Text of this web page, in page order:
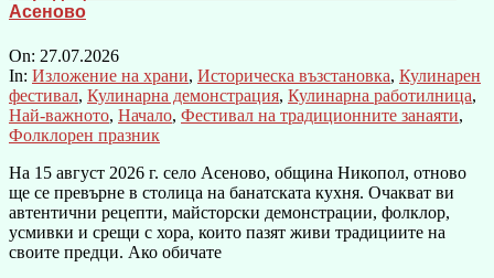
Асеново
On: 27.07.2026
In: Изложение на храни, Историческа възстановка, Кулинарен
фестивал, Кулинарна демонстрация, Кулинарна работилница,
Най-важното, Начало, Фестивал на традиционните занаяти,
Фолклорен празник
На 15 август 2026 г. село Асеново, община Никопол, отново
ще се превърне в столица на банатската кухня. Очакват ви
автентични рецепти, майсторски демонстрации, фолклор,
усмивки и срещи с хора, които пазят живи традициите на
своите предци. Ако обичате